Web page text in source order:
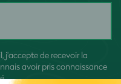
j'accepte de recevoir la
avoir pris connaissance